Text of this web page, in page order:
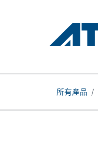
產品
所有產品